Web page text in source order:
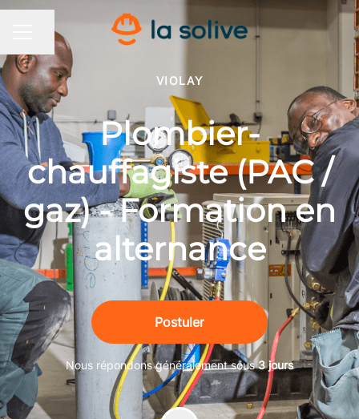
MENU CARRIÈRE
Partager la page
VIOLAY
Plombier-
chauffagiste (PAC /
gaz) - Formation en
alternance
Postuler
Nous répondons généralement sous3 jours